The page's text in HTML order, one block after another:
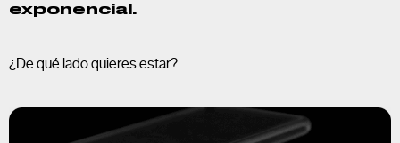
exponencial.
¿De qué lado quieres estar?